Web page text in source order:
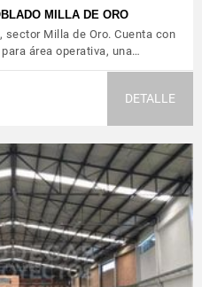
MILLA DE ORO
Milla de Oro. Cuenta con
área operativa, una…
DETALLE